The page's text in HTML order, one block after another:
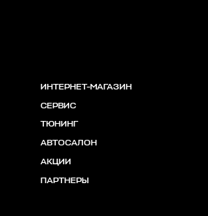
ИНТЕРНЕТ-МАГАЗИН
СЕРВИС
ТЮНИНГ
АВТОСАЛОН
АКЦИИ
ПАРТНЕРЫ